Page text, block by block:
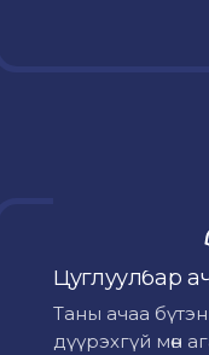
Цуглуулбар
Таны ачаа
дүүрэхгүй мөн